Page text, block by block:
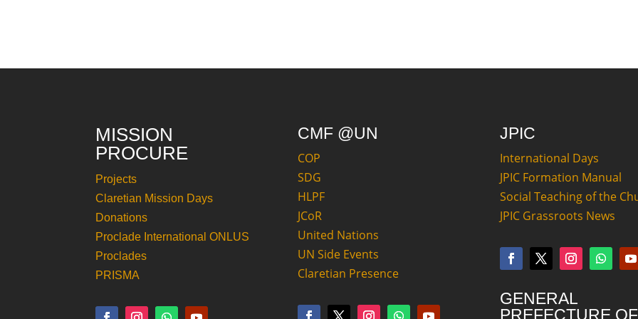
MISSION
PROCURE
Projects
Claretian Mission Days
Donations
Proclade International ONLUS
Proclades
PRISMA
CMF @UN
COP
SDG
HLPF
JCoR
United Nations
UN Side Events
Claretian Presence
JPIC
International Days
JPIC Formation Manual
Social Teaching of the
JPIC Grassroots News
GENERAL
PREFECTURE OF